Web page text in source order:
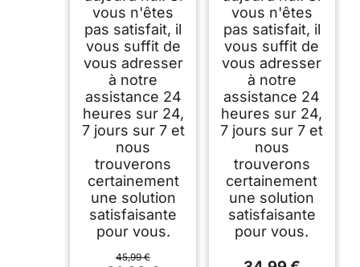
vous n'êtes
pas satisfait, il
vous suffit de
vous adresser
à notre
assistance 24
heures sur 24,
7 jours sur 7 et
nous
trouverons
certainement
une solution
satisfaisante
pour vous.
45,99 €
vous n'êtes
pas satisfait, il
vous suffit de
vous adresser
à notre
assistance 24
heures sur 24,
7 jours sur 7 et
nous
trouverons
certainement
une solution
satisfaisante
pour vous.